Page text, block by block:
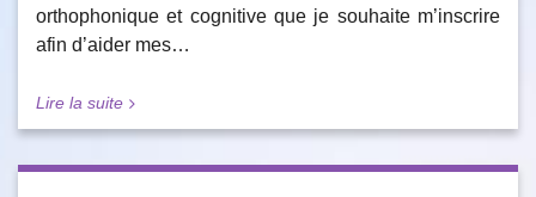
orthophonique et cognitive que je souhaite m’inscrire
afin d’aider mes…
Lire la suite